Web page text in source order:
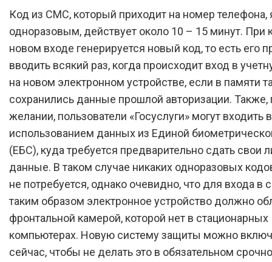
Код из СМС, который приходит на номер телефона,
одноразовым, действует около 10 – 15 минут. При
новом входе генерируется новый код, то есть его
вводить всякий раз, когда происходит вход в
на новом электронном устройстве, если в памяти
сохранились данные прошлой авторизации. Также,
желании, пользователи «Госуслуги» могут входить
использованием данных из Единой
(ЕБС), куда требуется предварительно сдать свои
данные. В таком случае никаких одноразовых
не потребуется, однако очевидно, что для входа в
таким образом электронное устройство должно
фронтальной камерой, которой нет в стационарных
компьютерах. Новую систему защиты можно
сейчас, чтобы не делать это в обязательном